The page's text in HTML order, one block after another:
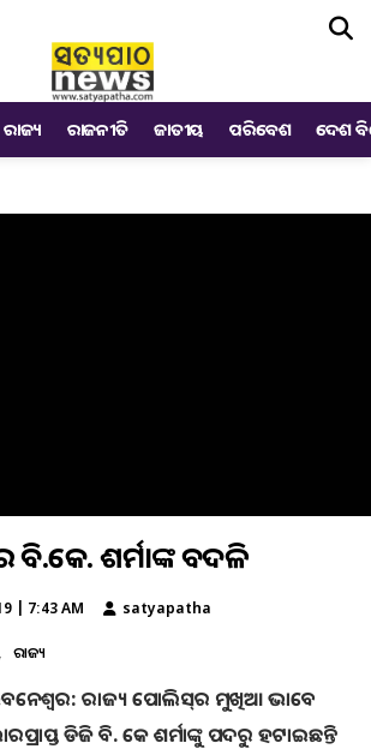
ରାଜ୍ୟ ରାଜନୀତି ଜାତୀୟ ପରିବେଶ ଦେଶ
ବି.କେ. ଶର୍ମାଙ୍କ ବଦଳି
| 7:43 AM satyapatha
ରାଜ୍ୟ
ରାଜ୍ୟ ପୋଲିସ୍‌ର ମୁଖିଆ ଭାବେ
ଡିଜି ବି. କେ ଶର୍ମାଙ୍କୁ ପଦରୁ ହଟାଇଛନ୍ତି